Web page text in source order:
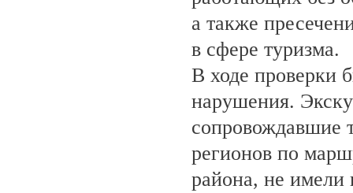
а также
в сфере туризма.
В ходе проверки
нарушения.
сопровождавшие
регионов по
района, не имели